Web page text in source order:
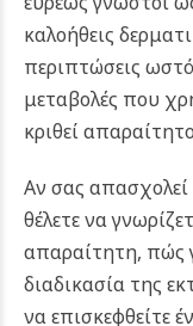
καλοήθεις
περιπτώσεις
μεταβολές που
κριθεί
Αν σας
θέλετε να
απαραίτητη, πώς
διαδικασία της
να επισκεφθείτε